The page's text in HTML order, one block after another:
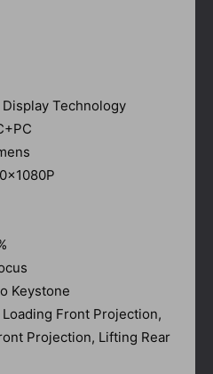
Technology
Keystone
Front Projection,
Projection, Lifting Rear